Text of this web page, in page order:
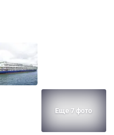
Еще 7 фото